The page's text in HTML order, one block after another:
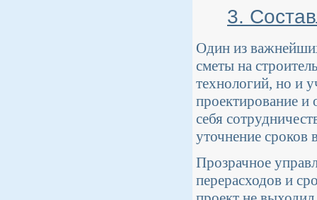
3.
Один из
сметы на
технологий, но и
проектирование и
себя
уточнение сроков
Прозрачное
перерасходов и